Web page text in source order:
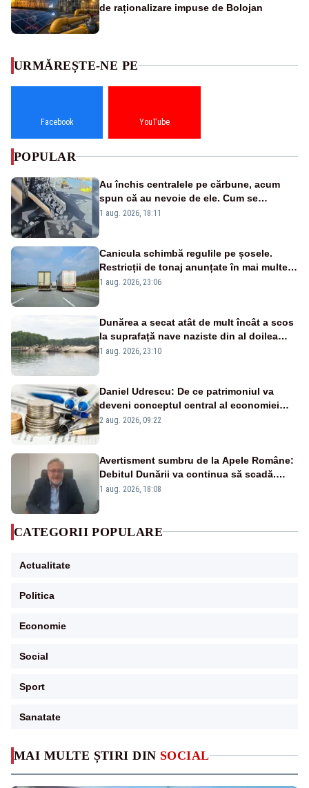
de raționalizare impuse de Bolojan
MAI MULTE ȘTIRI DIN SOCIAL
URMĂREȘTE-NE PE
Facebook YouTube
POPULAR
Au închis centralele pe cărbune, acum
spun că au nevoie de ele. Cum se
pasează vina în plină criză energetică
1 aug. 2026, 18:11
Canicula schimbă regulile pe șosele.
Restricții de tonaj anunțate în mai multe
județe
1 aug. 2026, 23:06
Dunărea a secat atât de mult încât a scos
la suprafață nave naziste din al doilea
război mondial
1 aug. 2026, 23:10
Daniel Udrescu: De ce patrimoniul va
deveni conceptul central al economiei
viitoare?
2 aug. 2026, 09:22
Avertisment sumbru de la Apele Române:
Debitul Dunării va continua să scadă.
Cernavodă s-ar putea închide în 4 zile
1 aug. 2026, 18:08
CATEGORII POPULARE
Actualitate
Politica
Economie
Social
Sport
Sanatate